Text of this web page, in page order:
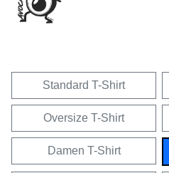
Standard T-Shirt
Oversize T-Shirt
Damen T-Shirt